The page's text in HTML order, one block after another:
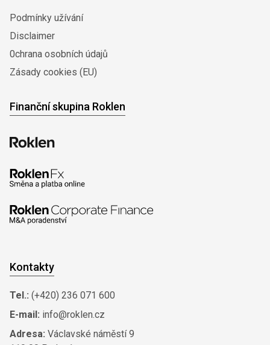
Podmínky užívání
Disclaimer
0chrana osobních údajů
Zásady cookies (EU)
Finanční skupina Roklen
Kontakty
Tel.: (+420) 236 071 600
E-mail: info@roklen.cz
Adresa: Václavské náměstí 9